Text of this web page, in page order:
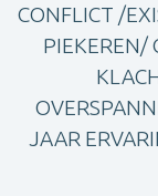
CONFLICT /
PIEKEREN/
JAAR